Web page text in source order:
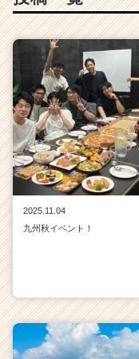
2025.11.04
九州秋イベント！